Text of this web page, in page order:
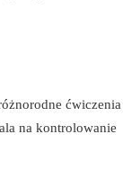
ćwiczenia
na kontrolowanie